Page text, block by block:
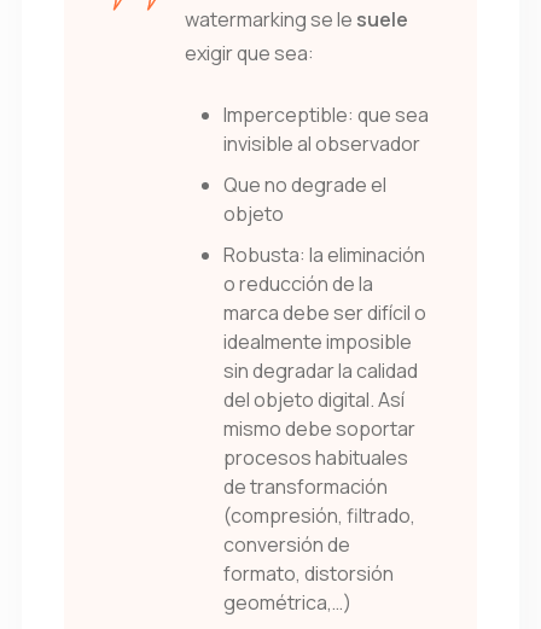
watermarking se le suele
exigir que sea:
Imperceptible: que sea
invisible al observador
Que no degrade el
objeto
Robusta: la eliminación
o reducción de la
marca debe ser difícil o
idealmente imposible
sin degradar la calidad
del objeto digital. Así
mismo debe soportar
procesos habituales
de transformación
(compresión, filtrado,
conversión de
formato, distorsión
geométrica,…)